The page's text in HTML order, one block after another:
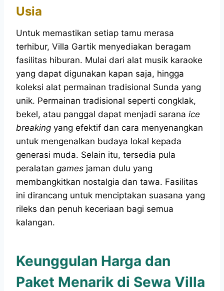
Usia
Untuk memastikan setiap tamu merasa
terhibur, Villa Gartik menyediakan beragam
fasilitas hiburan. Mulai dari alat musik karaoke
yang dapat digunakan kapan saja, hingga
koleksi alat permainan tradisional Sunda yang
unik. Permainan tradisional seperti congklak,
bekel, atau panggal dapat menjadi sarana ice
breaking yang efektif dan cara menyenangkan
untuk mengenalkan budaya lokal kepada
generasi muda. Selain itu, tersedia pula
peralatan games jaman dulu yang
membangkitkan nostalgia dan tawa. Fasilitas
ini dirancang untuk menciptakan suasana yang
rileks dan penuh keceriaan bagi semua
kalangan.
Keunggulan Harga dan
Paket Menarik di Sewa Villa